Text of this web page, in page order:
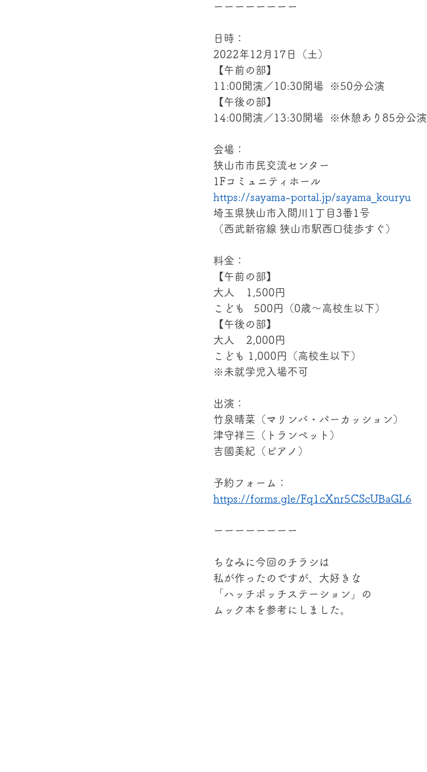
ーーーーーーーー
日時：
2022年12月17日（土）
【午前の部】
11:00開演／10:30開場  ※50分公演
【午後の部】
14:00開演／13:30開場  ※休憩あり85分公演
会場：
狭山市市民交流センター
1Fコミュニティホール
https://sayama-portal.jp/sayama_kouryu
埼玉県狭山市入間川1丁目3番1号
（西武新宿線 狭山市駅西口徒歩すぐ）
料金：
【午前の部】
大人    1,500円
こども   500円（0歳〜高校生以下）
【午後の部】
大人    2,000円
こども 1,000円（高校生以下）
※未就学児入場不可
出演：
竹泉晴菜（マリンバ・パーカッション）
津守祥三（トランペット）
吉國美紀（ピアノ）
予約フォーム：
https://forms.gle/Fq1cXnr5CScUBaGL6
ーーーーーーーー
ちなみに今回のチラシは
私が作ったのですが、大好きな
「ハッチポッチステーション」の
ムック本を参考にしました。